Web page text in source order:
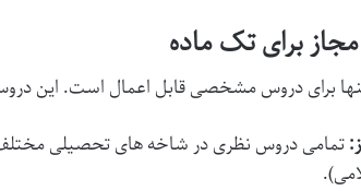
برای دروس مشخصی قابل اعمال است. این
تمامی دروس نظری در شاخه های تحصیلی مختلف